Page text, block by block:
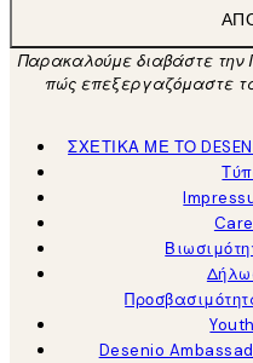
Παρακαλούμε διαβάστε την
πώς επεξεργαζόμαστε
ΣΧΕΤΙΚΑ ΜΕ ΤΟ
Desenio